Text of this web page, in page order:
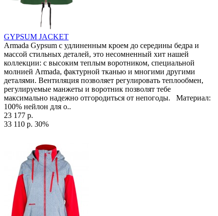
GYPSUM JACKET
Armada Gypsum с удлиненным кроем до середины бедра и
массой стильных деталей, это несомненный хит нашей
коллекции: с высоким теплым воротником, специальной
молнией Armada, фактурной тканью и многими другими
деталями. Вентиляция позволяет регулировать теплообмен,
регулируемые манжеты и воротник позволят тебе
максимально надежно отгородиться от непогоды. Материал:
100% нейлон для о..
23 177 р.
33 110 р. 30%